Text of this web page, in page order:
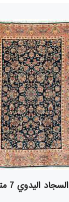
السجاد اليدوي 7 متر